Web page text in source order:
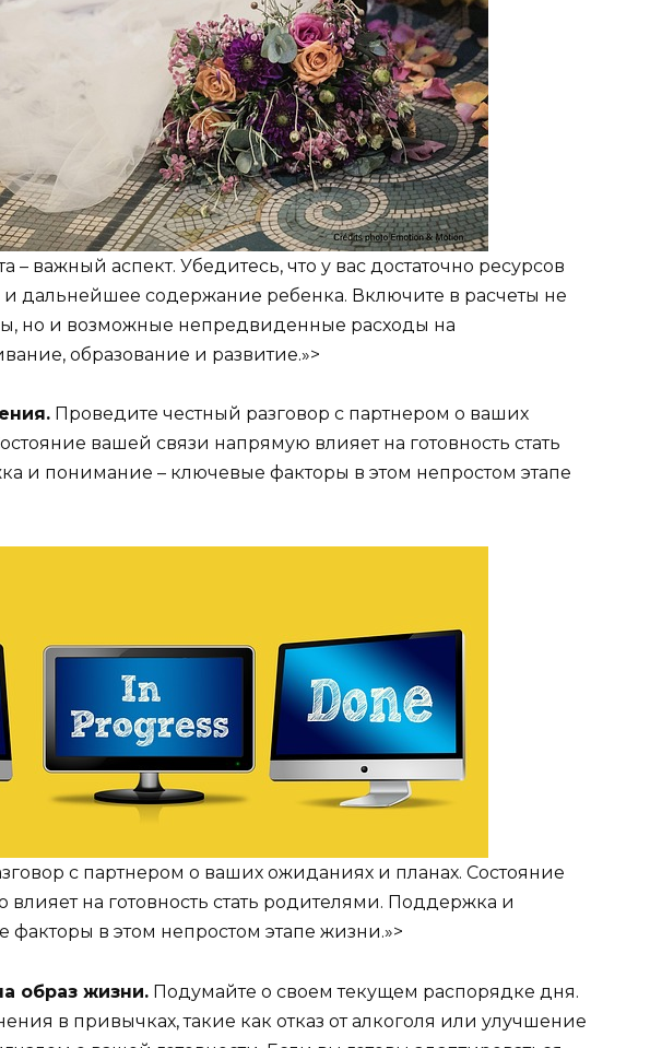
важный аспект. Убедитесь, что у вас достаточно ресурсов
дальнейшее содержание ребенка. Включите в расчеты не
но и возможные непредвиденные расходы на
образование и развитие.»>
Проведите честный разговор с партнером о ваших
вашей связи напрямую влияет на готовность стать
и понимание – ключевые факторы в этом непростом этапе
с партнером о ваших ожиданиях и планах. Состояние
на готовность стать родителями. Поддержка и
в этом непростом этапе жизни.»>
образ жизни. Подумайте о своем текущем распорядке дня.
в привычках, такие как отказ от алкоголя или улучшение